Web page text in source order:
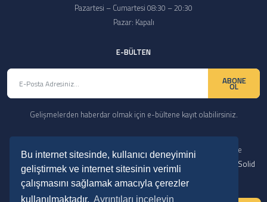
Bu internet sitesinde, kullanıcı deneyimini
geliştirmek ve internet sitesinin verimli
çalışmasını sağlamak amacıyla çerezler
kullanılmaktadır. Ayrıntıları inceleyin
Pazartesi – Cumartesi 08:30 – 20:30
Pazar: Kapalı
E-BÜLTEN
ABONE
OL
Gelişmelerden haberdar olmak için e-bültene kayıt olabilirsiniz.
Copyright © 2024 Her Hakkı Saklıdır. kopyalanması, çoğaltılması ve
dağıtılması halinde yasal haklarımız işletilecektir. | Reklam ve Tasarım: Solid
Medya